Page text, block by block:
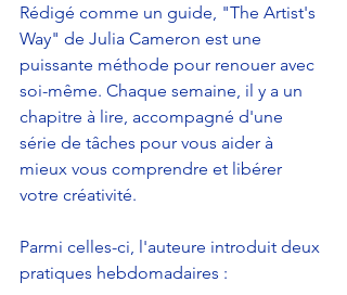
Rédigé comme un guide, "The Artist's
Way" de Julia Cameron est une
puissante méthode pour renouer avec
soi-même. Chaque semaine, il y a un
chapitre à lire, accompagné d'une
série de tâches pour vous aider à
mieux vous comprendre et libérer
votre créativité.
Parmi celles-ci, l'auteure introduit deux
pratiques hebdomadaires :